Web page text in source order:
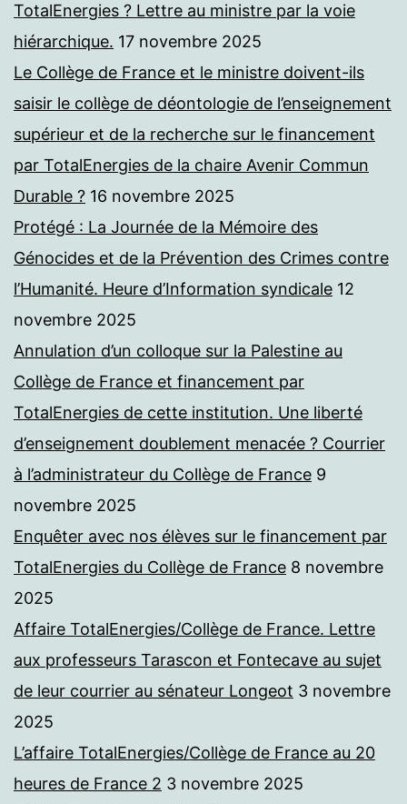
TotalEnergies ? Lettre au ministre par la voie
hiérarchique. 17 novembre 2025
Le Collège de France et le ministre doivent-ils
saisir le collège de déontologie de l’enseignement
supérieur et de la recherche sur le financement
par TotalEnergies de la chaire Avenir Commun
Durable ? 16 novembre 2025
Protégé : La Journée de la Mémoire des
Génocides et de la Prévention des Crimes contre
l’Humanité. Heure d’Information syndicale 12
novembre 2025
Annulation d’un colloque sur la Palestine au
Collège de France et financement par
TotalEnergies de cette institution. Une liberté
d’enseignement doublement menacée ? Courrier
à l’administrateur du Collège de France 9
novembre 2025
Enquêter avec nos élèves sur le financement par
TotalEnergies du Collège de France 8 novembre
2025
Affaire TotalEnergies/Collège de France. Lettre
aux professeurs Tarascon et Fontecave au sujet
de leur courrier au sénateur Longeot 3 novembre
2025
L’affaire TotalEnergies/Collège de France au 20
heures de France 2 3 novembre 2025